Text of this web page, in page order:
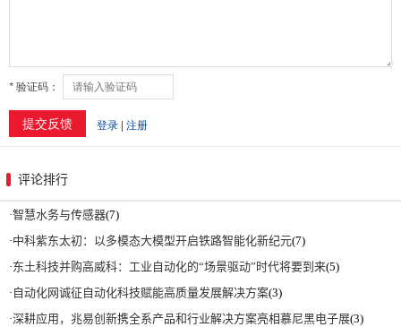
评论排行
·智慧水务与传感器(7)
·中科紫东太初：以多模态大模型开启铁路智能化新纪元(7)
·东土科技并购高威科：工业自动化的“场景驱动”时代将要到来(5)
· 自动化网诚征自动化科技赋能高质量发展解决方案(3)
·深耕应用，兆易创新携全系产品和行业解决方案亮相慕尼黑电子展(3)